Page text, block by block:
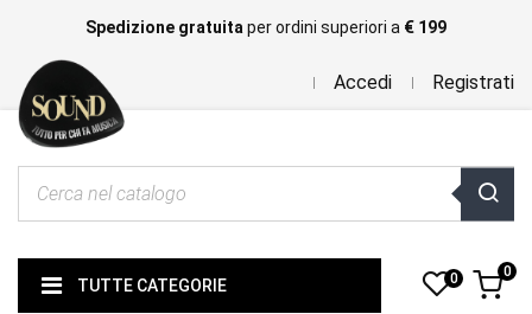
Spedizione gratuita per ordini superiori a € 199
Accedi Registrati
TUTTE CATEGORIE 0 0